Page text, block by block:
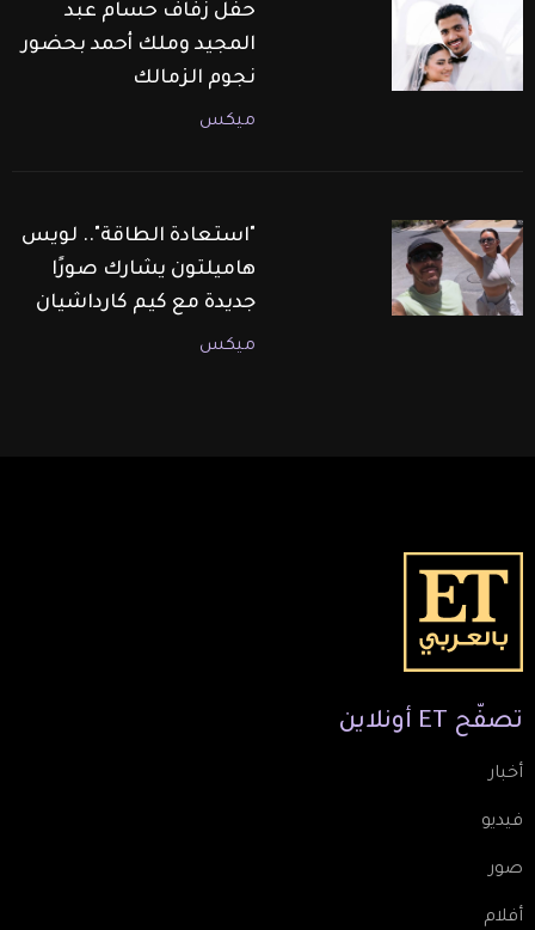
حفل زفاف حسام عبد
المجيد وملك أحمد بحضور
نجوم الزمالك
ميكس
"استعادة الطاقة".. لويس
هاميلتون يشارك صورًا
جديدة مع كيم كارداشيان
ميكس
تصفّح ET أونلاين
أخبار
فيديو
صور
أفلام